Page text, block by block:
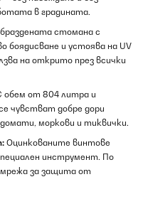
в градината.
стомана с
боядисване и устоява на UV
на открито през всички
обем от 804 литра и
чувстват добре дори
моркови и тиквички.
Оцинкованите винтове
инструмент. По
мрежа за защита от